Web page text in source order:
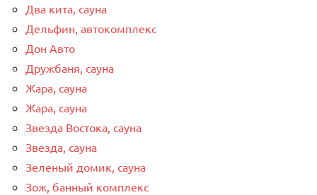
Два кита, сауна
Дельфин, автокомплекс
Дон Авто
Дружбаня, сауна
Жара, сауна
Жара, сауна
Звезда Востока, сауна
Звезда, сауна
Зеленый домик, сауна
Зож, банный комплекс